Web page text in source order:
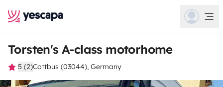
Torsten's A-class motorhome
5 (2)Cottbus (03044), Germany